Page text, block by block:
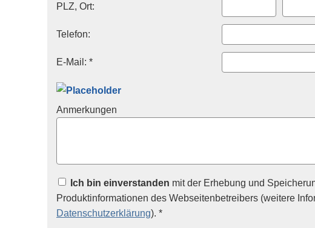
PLZ, Ort:
Telefon:
E-Mail: *
Anmerkungen
Ich bin einverstanden mit der Erhebung und
Produktinformationen des Webseitenbetreibers (weitere
Datenschutzerklärung). *